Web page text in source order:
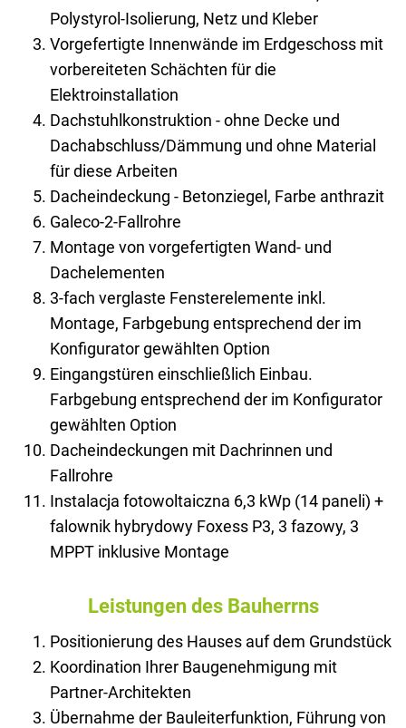
Polystyrol-Isolierung, Netz und Kleber
Vorgefertigte Innenwände im Erdgeschoss mit
vorbereiteten Schächten für die
Elektroinstallation
Dachstuhlkonstruktion - ohne Decke und
Dachabschluss/Dämmung und ohne Material
für diese Arbeiten
Dacheindeckung - Betonziegel, Farbe anthrazit
Galeco-2-Fallrohre
Montage von vorgefertigten Wand- und
Dachelementen
3-fach verglaste Fensterelemente inkl.
Montage, Farbgebung entsprechend der im
Konfigurator gewählten Option
Eingangstüren einschließlich Einbau.
Farbgebung entsprechend der im Konfigurator
gewählten Option
Dacheindeckungen mit Dachrinnen und
Fallrohre
Instalacja fotowoltaiczna 6,3 kWp (14 paneli) +
falownik hybrydowy Foxess P3, 3 fazowy, 3
MPPT inklusive Montage
Leistungen des Bauherrns
Positionierung des Hauses auf dem Grundstück
Koordination Ihrer Baugenehmigung mit
Partner-Architekten
Übernahme der Bauleiterfunktion, Führung von